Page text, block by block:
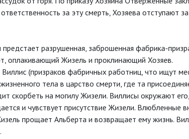
за эту смерть, Хозяева отступают
разрушенная, заброшенная фабрика-
оплакивающий Жизель и проклинающий Хозяев.
(призраков фабричных работниц, что ищут
тела в царство смерти, где та
скорбеть на могилу Жизели. Виллисы окружают
и чувствует присутствие Жизели. Влюбленные
прощает Альберта и возвращает ему жизнь.